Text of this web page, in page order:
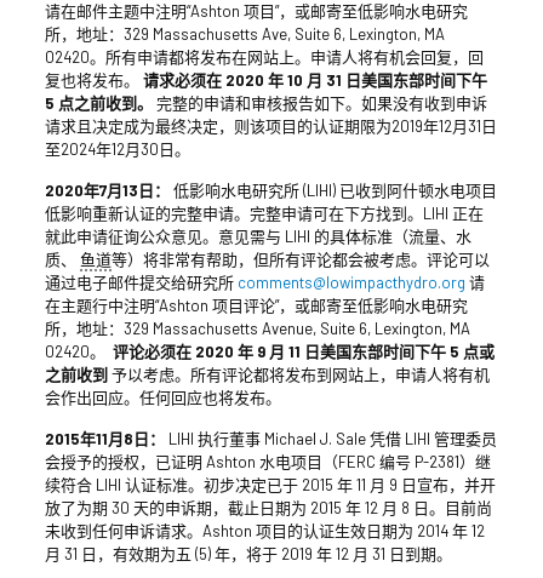
请在邮件主题中注明“Ashton 项目”，或邮寄至低影响水电研究
所，地址：329 Massachusetts Ave, Suite 6, Lexington, MA
02420。所有申请都将发布在网站上。申请人将有机会回复，回
复也将发布。 请求必须在 2020 年 10 月 31 日美国东部时间下午
5 点之前收到。
完整的申请和审核报告如下。如果没有收到申诉
请求且决定成为最终决定，则该项目的认证期限为2019年12月31日
至2024年12月30日。
2020年7月13日：
低影响水电研究所 (LIHI) 已收到阿什顿水电项目
低影响重新认证的完整申请。完整申请可在下方找到。LIHI 正在
就此申请征询公众意见。意见需与 LIHI 的具体标准（流量、水
质、 鱼道等）将非常有帮助，但所有评论都会被考虑。评论可以
通过电子邮件提交给研究所 comments@lowimpacthydro.org 请
在主题行中注明“Ashton 项目评论”，或邮寄至低影响水电研究
所，地址：329 Massachusetts Avenue, Suite 6, Lexington, MA
02420。 评论必须在 2020 年 9 月 11 日美国东部时间下午 5 点或
之前收到 予以考虑。所有评论都将发布到网站上，申请人将有机
会作出回应。任何回应也将发布。
2015年11月8日：
LIHI 执行董事 Michael J. Sale 凭借 LIHI 管理委员
会授予的授权，已证明 Ashton 水电项目（FERC 编号 P-2381）继
续符合 LIHI 认证标准。初步决定已于 2015 年 11 月 9 日宣布，并开
放了为期 30 天的申诉期，截止日期为 2015 年 12 月 8 日。目前尚
未收到任何申诉请求。Ashton 项目的认证生效日期为 2014 年 12
月 31 日，有效期为五 (5) 年，将于 2019 年 12 月 31 日到期。